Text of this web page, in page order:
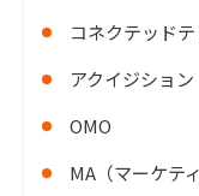
コネクテッドテ
アクイジション
OMO
MA（マーケテ